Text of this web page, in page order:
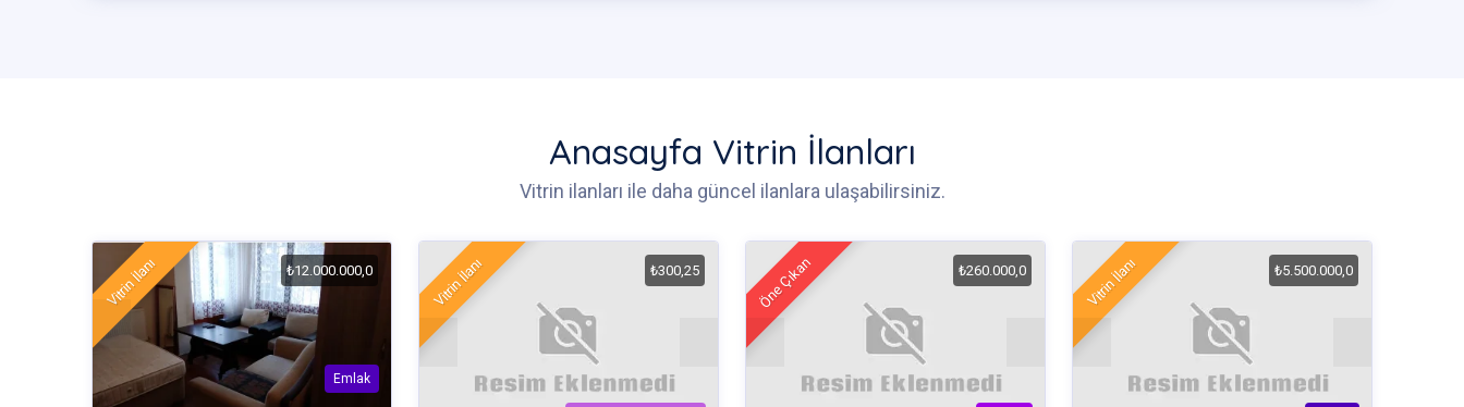
Anasayfa Vitrin İlanları
Vitrin ilanları ile daha güncel ilanlara ulaşabilirsiniz.
Vitrin İlanı
Emlak
₺12.000.000,0 Vitrin İlanı ₺300,25 Öne Çıkan ₺260.000,0 Vitrin İlanı ₺5.500.000,0